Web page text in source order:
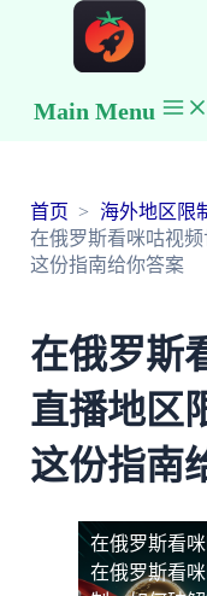
Main Menu
首页
海外地区限
在俄罗斯看咪咕视频
这份指南给你答案
在俄罗斯
直播地区
这份指南
在俄罗斯看
在俄罗斯看